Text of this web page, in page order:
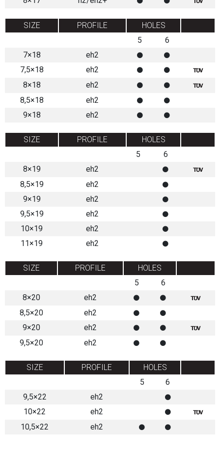
SIZE PROFILE
HOLES
5
6
7×18
eh2
7,5×18
eh2
8×18
eh2
8,5×18
eh2
9×18
eh2
SIZE PROFILE
HOLES
5
6
8×19
eh2
8,5×19
eh2
9×19
eh2
9,5×19
eh2
10×19
eh2
11×19
eh2
SIZE PROFILE
HOLES
5
6
8×20
eh2
8,5×20
eh2
9×20
eh2
9,5×20
eh2
SIZE PROFILE
HOLES
5
6
9,5×22
eh2
10×22
eh2
10,5×22
eh2